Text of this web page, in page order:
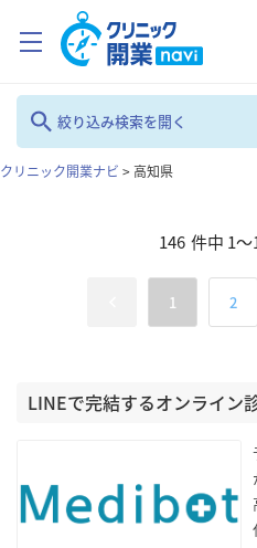
絞り込み検索を開く
フリーワード
全て
クリニック開業ナビ >高知県
146 件中 1～
1 2
LINEで完結するオンライン
クリニック開業ナビとは？
診療圏調査